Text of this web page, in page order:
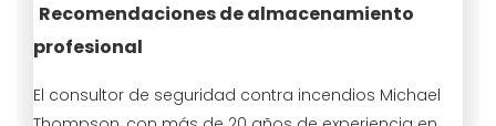
Recomendaciones de almacenamiento
profesional
El consultor de seguridad contra incendios Michael